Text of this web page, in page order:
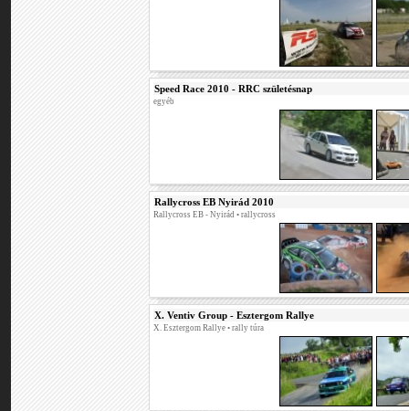
Speed Race 2010 - RRC születésnap
egyéb
Rallycross EB Nyirád 2010
Rallycross EB - Nyirád • rallycross
X. Ventiv Group - Esztergom Rallye
X. Esztergom Rallye • rally túra